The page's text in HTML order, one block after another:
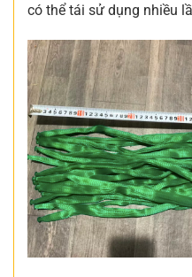
có thể tái sử dụng nhiều